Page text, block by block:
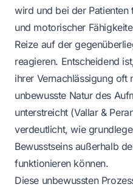
wird und bei der
und motorischer
Reize auf der
reagieren. Entscheidend
ihrer Vernachlässigung
unbewusste Natur des
unterstreicht (Vallar &
verdeutlicht, wie
Bewusstseins außerhalb
funktionieren können.
Diese unbewussten